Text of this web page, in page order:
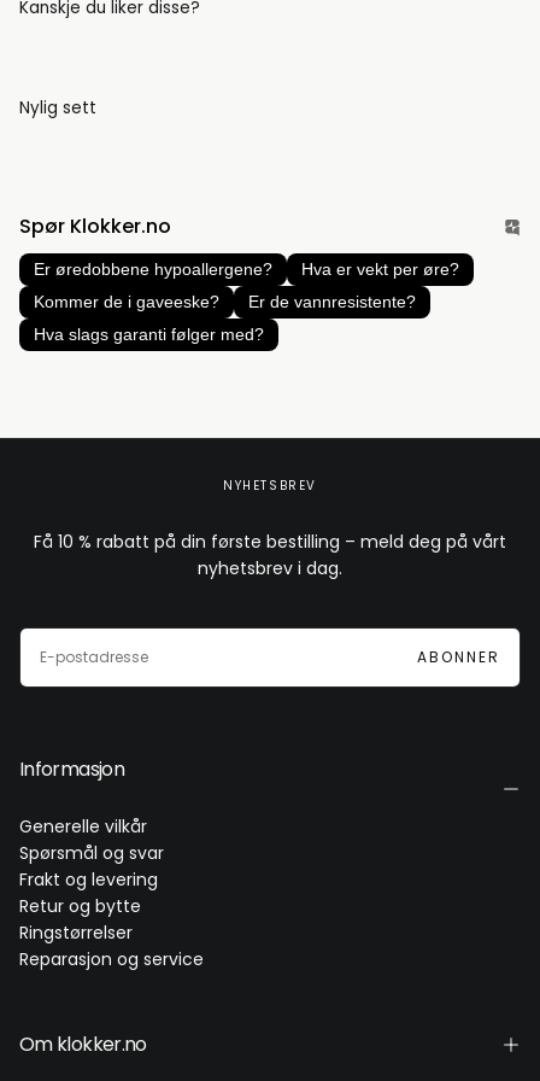
Kanskje du liker disse?
Nylig sett
Spør Klokker.no
Er øredobbene hypoallergene?
Hva er vekt per øre?
Kommer de i gaveeske?
Er de vannresistente?
Hva slags garanti følger med?
NYHETSBREV
Få 10 % rabatt på din første bestilling – meld deg på vårt
nyhetsbrev i dag.
E-
POST
ABONNER
Informasjon
Generelle vilkår
Spørsmål og svar
Frakt og levering
Retur og bytte
Ringstørrelser
Reparasjon og service
Om klokker.no